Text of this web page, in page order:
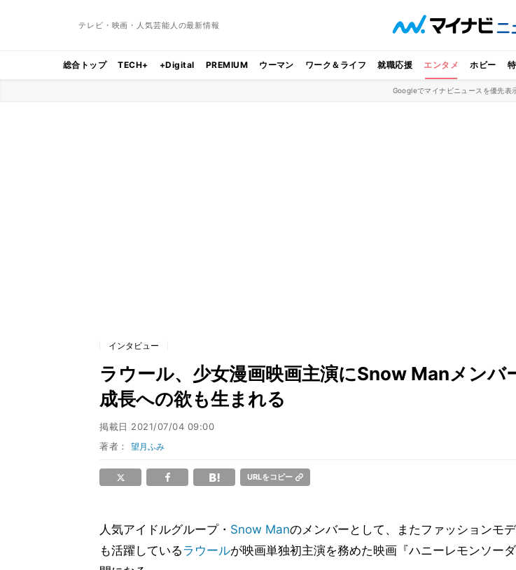
テレビ・映画・人気芸能人の最新情報
総合トップ TECH+ +Digital PREMIUM ウーマン ワーク＆ライフ 就職応援 エンタメ ホビー
Googleでマイナビニュースを優先表
インタビュー
ラウール、少女漫画映画主演にSnow Manメンバ
成長への欲も生まれる
掲載日 2021/07/04 09:00
著者：望月ふみ
URLをコピー
人気アイドルグループ・ Snow Manのメンバーとして、またファッションモ
も活躍しているラウールが映画単独初主演を務めた映画『ハニーレモンソー